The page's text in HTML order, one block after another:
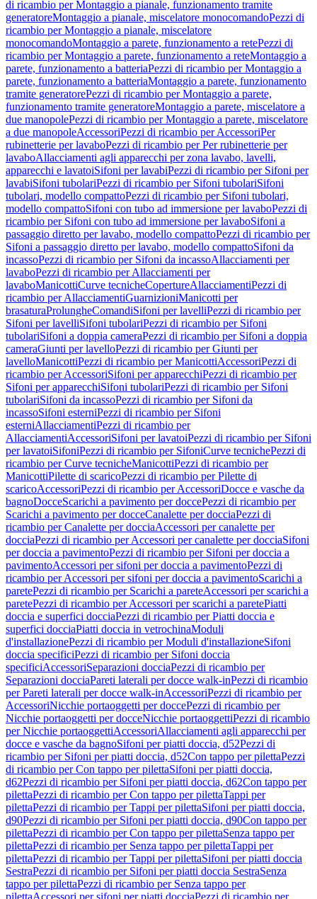
di ricambio per Montaggio a pianale, funzionamento tramite
generatoreMontaggio a pianale, miscelatore monocomandoPezzi di
ricambio per Montaggio a pianale, miscelatore
monocomandoMontaggio a parete, funzionamento a retePezzi di
ricambio per Montaggio a parete, funzionamento a reteMontaggio a
parete, funzionamento a batteriaPezzi di ricambio per Montaggio a
parete, funzionamento a batteriaMontaggio a parete, funzionamento
tramite generatorePezzi di ricambio per Montaggio a parete,
funzionamento tramite generatoreMontaggio a parete, miscelatore a
due manopolePezzi di ricambio per Montaggio a parete, miscelatore
a due manopoleAccessoriPezzi di ricambio per AccessoriPer
rubinetterie per lavaboPezzi di ricambio per Per rubinetterie per
lavaboAllacciamenti agli apparecchi per zona lavabo, lavelli,
apparecchi e lavatoiSifoni per lavabiPezzi di ricambio per Sifoni per
lavabiSifoni tubolariPezzi di ricambio per Sifoni tubolariSifoni
tubolari, modello compattoPezzi di ricambio per Sifoni tubolari,
modello compattoSifoni con tubo ad immersione per lavaboPezzi di
ricambio per Sifoni con tubo ad immersione per lavaboSifoni a
passaggio diretto per lavabo, modello compattoPezzi di ricambio per
Sifoni a passaggio diretto per lavabo, modello compattoSifoni da
incassoPezzi di ricambio per Sifoni da incassoAllacciamenti per
lavaboPezzi di ricambio per Allacciamenti per
lavaboManicottiCurve tecnicheCopertureAllacciamentiPezzi di
ricambio per AllacciamentiGuarnizioniManicotti per
brasaturaProlungheComandiSifoni per lavelliPezzi di ricambio per
Sifoni per lavelliSifoni tubolariPezzi di ricambio per Sifoni
tubolariSifoni a doppia cameraPezzi di ricambio per Sifoni a doppia
cameraGiunti per lavelloPezzi di ricambio per Giunti per
lavelloManicottiPezzi di ricambio per ManicottiAccessoriPezzi di
ricambio per AccessoriSifoni per apparecchiPezzi di ricambio per
Sifoni per apparecchiSifoni tubolariPezzi di ricambio per Sifoni
tubolariSifoni da incassoPezzi di ricambio per Sifoni da
incassoSifoni esterniPezzi di ricambio per Sifoni
esterniAllacciamentiPezzi di ricambio per
AllacciamentiAccessoriSifoni per lavatoiPezzi di ricambio per Sifoni
per lavatoiSifoniPezzi di ricambio per SifoniCurve tecnichePezzi di
ricambio per Curve tecnicheManicottiPezzi di ricambio per
ManicottiPilette di scaricoPezzi di ricambio per Pilette di
scaricoAccessoriPezzi di ricambio per AccessoriDocce e vasche da
bagnoDocceScarichi a pavimento per doccePezzi di ricambio per
Scarichi a pavimento per docceCanalette per docciaPezzi di
ricambio per Canalette per docciaAccessori per canalette per
docciaPezzi di ricambio per Accessori per canalette per docciaSifoni
per doccia a pavimentoPezzi di ricambio per Sifoni per doccia a
pavimentoAccessori per sifoni per doccia a pavimentoPezzi di
ricambio per Accessori per sifoni per doccia a pavimentoScarichi a
paretePezzi di ricambio per Scarichi a pareteAccessori per scarichi a
paretePezzi di ricambio per Accessori per scarichi a paretePiatti
doccia e superfici docciaPezzi di ricambio per Piatti doccia e
superfici docciaPiatti doccia in vetrochinaModuli
d'installazionePezzi di ricambio per Moduli d'installazioneSifoni
doccia specificiPezzi di ricambio per Sifoni doccia
specificiAccessoriSeparazioni docciaPezzi di ricambio per
Separazioni docciaPareti laterali per docce walk-inPezzi di ricambio
per Pareti laterali per docce walk-inAccessoriPezzi di ricambio per
AccessoriNicchie portaoggetti per doccePezzi di ricambio per
Nicchie portaoggetti per docceNicchie portaoggettiPezzi di ricambio
per Nicchie portaoggettiAccessoriAllacciamenti agli apparecchi per
docce e vasche da bagnoSifoni per piatti doccia, d52Pezzi di
ricambio per Sifoni per piatti doccia, d52Con tappo per pilettaPezzi
di ricambio per Con tappo per pilettaSifoni per piatti doccia,
d62Pezzi di ricambio per Sifoni per piatti doccia, d62Con tappo per
pilettaPezzi di ricambio per Con tappo per pilettaTappi per
pilettaPezzi di ricambio per Tappi per pilettaSifoni per piatti doccia,
d90Pezzi di ricambio per Sifoni per piatti doccia, d90Con tappo per
pilettaPezzi di ricambio per Con tappo per pilettaSenza tappo per
pilettaPezzi di ricambio per Senza tappo per pilettaTappi per
pilettaPezzi di ricambio per Tappi per pilettaSifoni per piatti doccia
SestraPezzi di ricambio per Sifoni per piatti doccia SestraSenza
tappo per pilettaPezzi di ricambio per Senza tappo per
pilettaAccessori per sifoni per piatti docciaPezzi di ricambio per